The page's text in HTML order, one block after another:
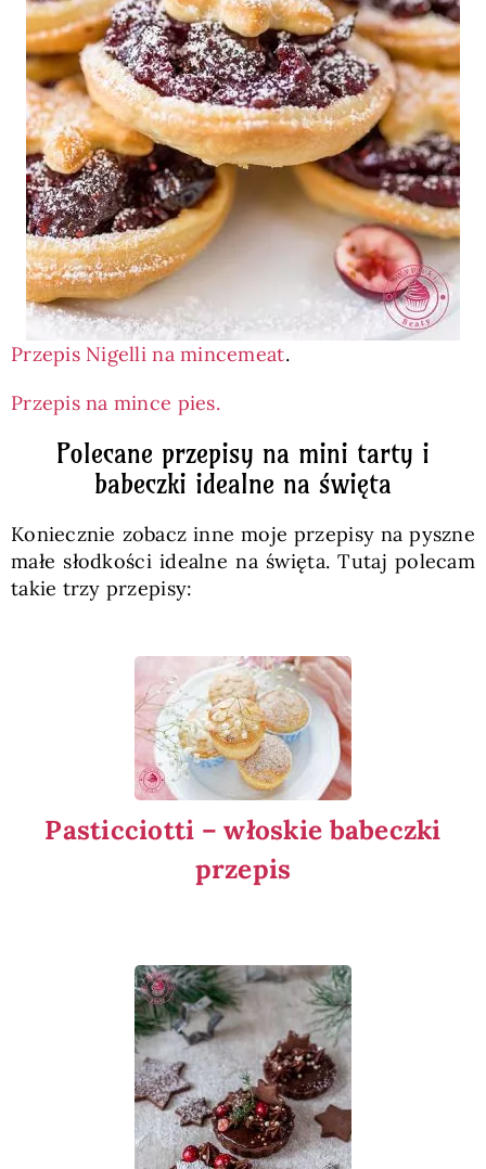
Przepis Nigelli na mincemeat.
Przepis na mince pies.
Polecane przepisy na mini tarty i
babeczki idealne na święta
Koniecznie zobacz inne moje przepisy na pyszne
małe słodkości idealne na święta. Tutaj polecam
takie trzy przepisy:
Pasticciotti – włoskie babeczki
przepis